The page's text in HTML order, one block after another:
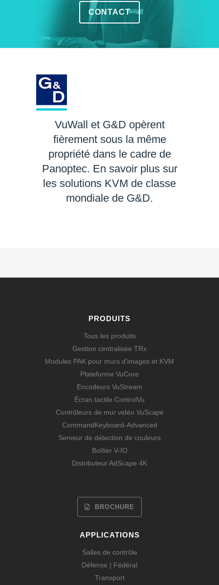
CONTACT
VuWall et G&D opèrent
fièrement sous la même
propriété dans le cadre de
Panoptec. En savoir plus sur
les solutions KVM de classe
mondiale de G&D.
PRODUITS
Tous les produits
Gestion centralisée TRx
Modules PAK pour murs d'images et KVM
Plateforme VuCore
Encodeurs VuStream
Écran tactile ControlVu
Contrôleurs de mur vidéo VuScape
CommandKeyboard-Advanced
Serveur de détection de couleurs
Boîtier V-IO
Distributeur AdScape 4K
BROCHURE
APPLICATIONS
Salles de contrôle
Défense | Fédéral
Transport